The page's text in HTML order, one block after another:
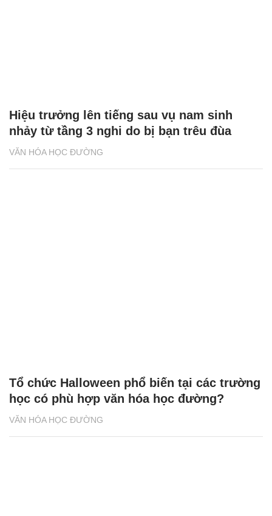
VĂN HÓA HỌC ĐƯỜNG
Hiệu trưởng lên tiếng sau vụ nam sinh
nhảy từ tầng 3 nghi do bị bạn trêu đùa
VĂN HÓA HỌC ĐƯỜNG
Tổ chức Halloween phổ biến tại các trường
học có phù hợp văn hóa học đường?